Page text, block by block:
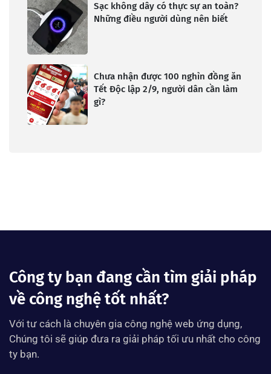
Sạc không dây có thực sự an toàn?
Những điều người dùng nên biết
Chưa nhận được 100 nghìn đồng ăn
Tết Độc lập 2/9, người dân cần làm
gì?
Công ty bạn đang cần tìm giải pháp
về công nghệ tốt nhất?
Với tư cách là chuyên gia công nghệ web ứng dụng,
Chúng tôi sẽ giúp đưa ra giải pháp tối ưu nhất cho công
ty bạn.